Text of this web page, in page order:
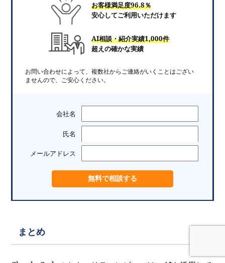
お客様満足度96.8％
安心してご利用いただけます
AI相談・紹介実績1,000件
超えの確かな実績
お問い合わせによって、複数社からご連絡がいくことはござい
ませんので、ご安心ください。
会社名
氏名
メールアドレス
まとめ